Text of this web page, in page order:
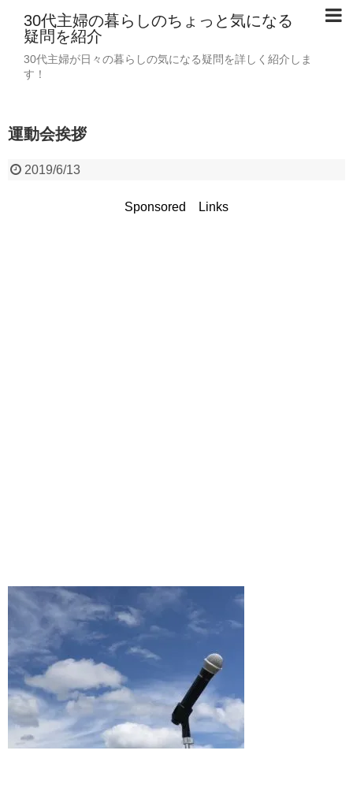
30代主婦の暮らしのちょっと気になる
疑問を紹介
30代主婦が日々の暮らしの気になる疑問を詳しく紹介しま
す！
運動会挨拶
2019/6/13
Sponsored Links